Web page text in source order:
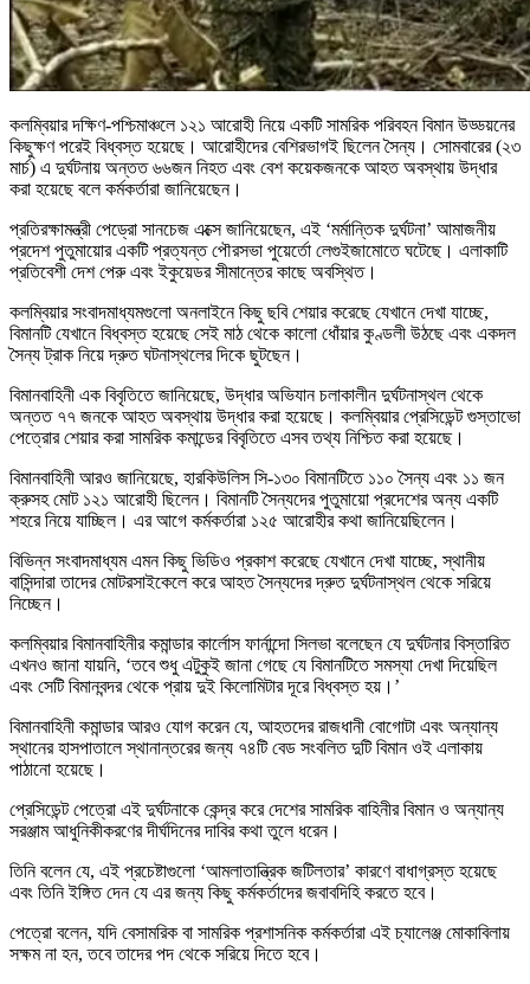
কলম্বিয়ার দক্ষিণ-পশ্চিমাঞ্চলে ১২১ আরোহী নিয়ে একটি সামরিক পরিবহন বিমান উড্ডয়নের
কিছুক্ষণ পরেই বিধ্বস্ত হয়েছে। আরোহীদের বেশিরভাগই ছিলেন সৈন্য। সোমবারের (২৩
মার্চ) এ দুর্ঘটনায় অন্তত ৬৬জন নিহত এবং বেশ কয়েকজনকে আহত অবস্থায় উদ্ধার
করা হয়েছে বলে কর্মকর্তারা জানিয়েছেন।
প্রতিরক্ষামন্ত্রী পেড্রো সানচেজ এক্সে জানিয়েছেন, এই ‘মর্মান্তিক দুর্ঘটনা’ আমাজনীয়
প্রদেশ পুতুমায়োর একটি প্রত্যন্ত পৌরসভা পুয়ের্তো লেগুইজামোতে ঘটেছে। এলাকাটি
প্রতিবেশী দেশ পেরু এবং ইকুয়েডর সীমান্তের কাছে অবস্থিত।
কলম্বিয়ার সংবাদমাধ্যমগুলো অনলাইনে কিছু ছবি শেয়ার করেছে যেখানে দেখা যাচ্ছে,
বিমানটি যেখানে বিধ্বস্ত হয়েছে সেই মাঠ থেকে কালো ধোঁয়ার কুণ্ডলী উঠছে এবং একদল
সৈন্য ট্রাক নিয়ে দ্রুত ঘটনাস্থলের দিকে ছুটছেন।
বিমানবাহিনী এক বিবৃতিতে জানিয়েছে, উদ্ধার অভিযান চলাকালীন দুর্ঘটনাস্থল থেকে
অন্তত ৭৭ জনকে আহত অবস্থায় উদ্ধার করা হয়েছে। কলম্বিয়ার প্রেসিডেন্ট গুস্তাভো
পেত্রোর শেয়ার করা সামরিক কমান্ডের বিবৃতিতে এসব তথ্য নিশ্চিত করা হয়েছে।
বিমানবাহিনী আরও জানিয়েছে, হারকিউলিস সি-১৩০ বিমানটিতে ১১০ সৈন্য এবং ১১ জন
ক্রুসহ মোট ১২১ আরোহী ছিলেন। বিমানটি সৈন্যদের পুতুমায়ো প্রদেশের অন্য একটি
শহরে নিয়ে যাচ্ছিল। এর আগে কর্মকর্তারা ১২৫ আরোহীর কথা জানিয়েছিলেন।
বিভিন্ন সংবাদমাধ্যম এমন কিছু ভিডিও প্রকাশ করেছে যেখানে দেখা যাচ্ছে, স্থানীয়
বাসিন্দারা তাদের মোটরসাইকেলে করে আহত সৈন্যদের দ্রুত দুর্ঘটনাস্থল থেকে সরিয়ে
নিচ্ছেন।
কলম্বিয়ার বিমানবাহিনীর কমান্ডার কার্লোস ফার্নান্দো সিলভা বলেছেন যে দুর্ঘটনার বিস্তারিত
এখনও জানা যায়নি, ‘তবে শুধু এটুকুই জানা গেছে যে বিমানটিতে সমস্যা দেখা দিয়েছিল
এবং সেটি বিমানবন্দর থেকে প্রায় দুই কিলোমিটার দূরে বিধ্বস্ত হয়।’
বিমানবাহিনী কমান্ডার আরও যোগ করেন যে, আহতদের রাজধানী বোগোটা এবং অন্যান্য
স্থানের হাসপাতালে স্থানান্তরের জন্য ৭৪টি বেড সংবলিত দুটি বিমান ওই এলাকায়
পাঠানো হয়েছে।
প্রেসিডেন্ট পেত্রো এই দুর্ঘটনাকে কেন্দ্র করে দেশের সামরিক বাহিনীর বিমান ও অন্যান্য
সরঞ্জাম আধুনিকীকরণের দীর্ঘদিনের দাবির কথা তুলে ধরেন।
তিনি বলেন যে, এই প্রচেষ্টাগুলো ‘আমলাতান্ত্রিক জটিলতার’ কারণে বাধাগ্রস্ত হয়েছে
এবং তিনি ইঙ্গিত দেন যে এর জন্য কিছু কর্মকর্তাদের জবাবদিহি করতে হবে।
পেত্রো বলেন, যদি বেসামরিক বা সামরিক প্রশাসনিক কর্মকর্তারা এই চ্যালেঞ্জ মোকাবিলায়
সক্ষম না হন, তবে তাদের পদ থেকে সরিয়ে দিতে হবে।